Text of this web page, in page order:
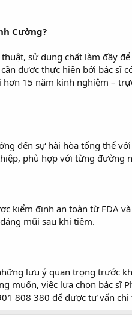
Cường?
sử dụng chất làm đầy
được thực hiện bởi bác sĩ
15 năm kinh nghiệm –
đến sự hài hòa tổng thể
phù hợp với từng đường
kiểm định an toàn từ FDA
mũi sau khi tiêm.
lưu ý quan trọng trước
muốn, việc lựa chọn bác sĩ
808 380 để được tư vấn